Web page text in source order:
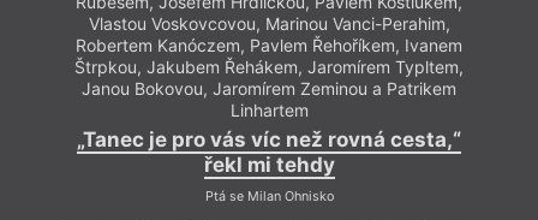
Vlastou Voskovcovou, Marinou Vanci-Perahim,
Robertem Kanóczem, Pavlem Řehoříkem, Ivanem
Štrpkou, Jakubem Řehákem, Jaromírem Typltem,
Janou Bokovou, Jaromírem Zeminou a Patrikem
Linhartem
„Tanec je pro vás víc než rovná cesta,“
řekl mi tehdy
Ptá se Milan Ohnisko